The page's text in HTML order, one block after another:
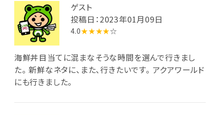
ゲスト
投稿日：2023年01月09日
4.0★★★★☆
海鮮丼目当てに混まなそうな時間を選んで行きまし
た。 新鮮なネタに、また、行きたいです。 アクアワールド
にも行きました。